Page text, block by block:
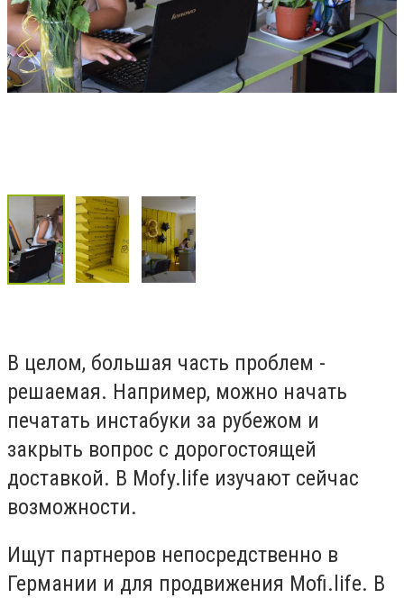
В целом, большая часть проблем -
решаемая. Например, можно начать
печатать инстабуки за рубежом и
закрыть вопрос с дорогостоящей
доставкой. В Mofy.life изучают сейчас
возможности.
Ищут партнеров непосредственно в
Германии и для продвижения Mofi.life. В